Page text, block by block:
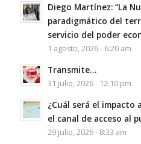
Diego Martínez: “La
paradigmático del
servicio del poder
1 agosto, 2026 - 6:20 am
Transmite…
31 julio, 2026 - 12:10 pm
¿Cuál será el
el canal de acceso al
29 julio, 2026 - 8:33 am